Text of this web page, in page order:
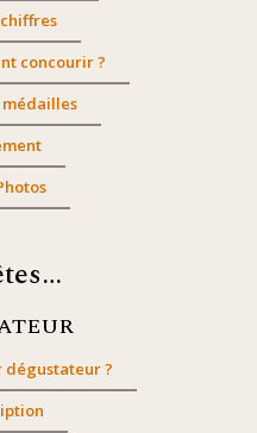
concourir ?
dégustateur ?